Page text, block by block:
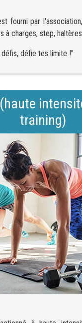
fourni par
à charges, step,
défie tes limite !”
training)